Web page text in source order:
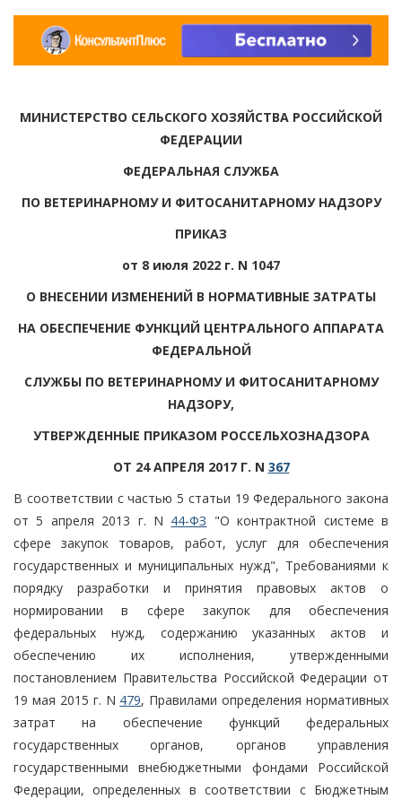
МИНИСТЕРСТВО СЕЛЬСКОГО ХОЗЯЙСТВА РОССИЙСКОЙ
ФЕДЕРАЦИИ
ФЕДЕРАЛЬНАЯ СЛУЖБА
ПО ВЕТЕРИНАРНОМУ И ФИТОСАНИТАРНОМУ НАДЗОРУ
ПРИКАЗ
от 8 июля 2022 г. N 1047
О ВНЕСЕНИИ ИЗМЕНЕНИЙ В НОРМАТИВНЫЕ ЗАТРАТЫ
НА ОБЕСПЕЧЕНИЕ ФУНКЦИЙ ЦЕНТРАЛЬНОГО АППАРАТА
ФЕДЕРАЛЬНОЙ
СЛУЖБЫ ПО ВЕТЕРИНАРНОМУ И ФИТОСАНИТАРНОМУ
НАДЗОРУ,
УТВЕРЖДЕННЫЕ ПРИКАЗОМ РОССЕЛЬХОЗНАДЗОРА
ОТ 24 АПРЕЛЯ 2017 Г. N 367
В соответствии с частью 5 статьи 19 Федерального закона
от 5 апреля 2013 г. N 44-ФЗ "О контрактной системе в
сфере закупок товаров, работ, услуг для обеспечения
государственных и муниципальных нужд", Требованиями к
порядку разработки и принятия правовых актов о
нормировании в сфере закупок для обеспечения
федеральных нужд, содержанию указанных актов и
обеспечению их исполнения, утвержденными
постановлением Правительства Российской Федерации от
19 мая 2015 г. N 479, Правилами определения нормативных
затрат на обеспечение функций федеральных
государственных органов, органов управления
государственными внебюджетными фондами Российской
Федерации, определенных в соответствии с Бюджетным